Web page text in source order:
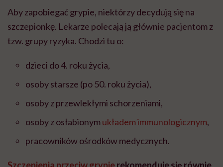
Aby zapobiegać grypie, niektórzy decydują się na
szczepionkę. Lekarze polecają ją głównie pacjentom z
tzw. grupy ryzyka. Chodzi tu o:
dzieci do 4. roku życia,
osoby starsze (po 50. roku życia),
osoby z przewlekłymi schorzeniami,
osoby z osłabionymukładem immunologicznym,
pracowników ośrodków medycznych.